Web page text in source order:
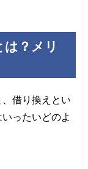
？メリ
借り換えとい
ったいどのよ